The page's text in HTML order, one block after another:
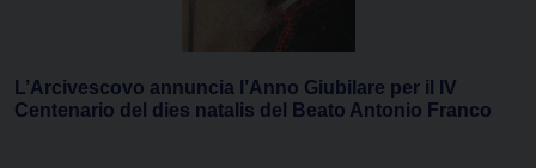
L’Arcivescovo annuncia l’Anno Giubilare per il IV
Centenario del dies natalis del Beato Antonio Franco